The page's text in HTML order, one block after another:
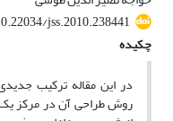
jss.2010.238441
چکیده
در این مقاله ترکیب
روش طراحی آن در مرکز